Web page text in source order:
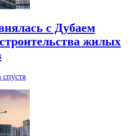
с Дубаем
жилых
спустя